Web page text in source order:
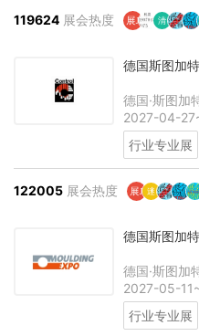
119624 展会热度
德国斯图加
德国·斯图加
2027-04-
行业专业展
122005 展会热度
德国斯图加
德国·斯图加
2027-05-
行业专业展